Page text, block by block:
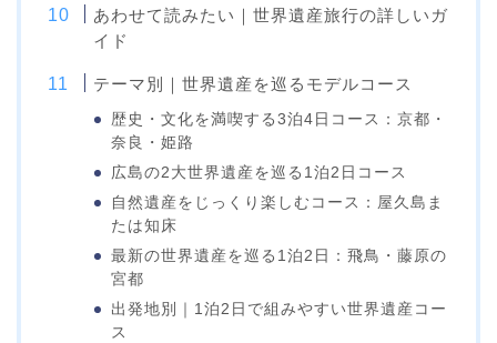
あわせて読みたい｜世界遺産旅行の詳しいガ
イド
テーマ別｜世界遺産を巡るモデルコース
歴史・文化を満喫する3泊4日コース：京都・
奈良・姫路
広島の2大世界遺産を巡る1泊2日コース
自然遺産をじっくり楽しむコース：屋久島ま
たは知床
最新の世界遺産を巡る1泊2日：飛鳥・藤原の
宮都
出発地別｜1泊2日で組みやすい世界遺産コー
ス